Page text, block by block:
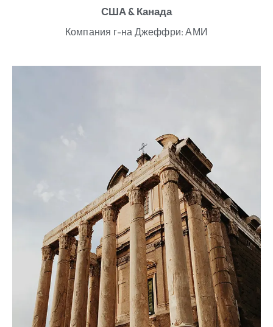
США & Канада
Компания г-на Джеффри: АМИ